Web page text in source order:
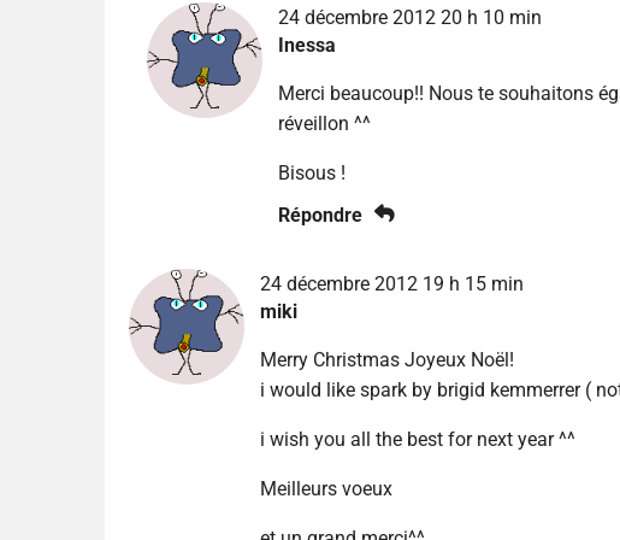
24 décembre 2012 20 h 10 min
Inessa
Merci beaucoup!! Nous te souhaitons
réveillon ^^
Bisous !
Répondre
24 décembre 2012 19 h 15 min
miki
Merry Christmas Joyeux Noël!
i would like spark by brigid kemmerrer (
i wish you all the best for next year ^^
Meilleurs voeux